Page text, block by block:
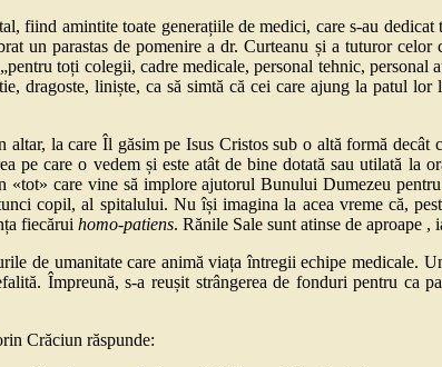
fiind amintite toate generațiile de medici, care s-au
un parastas de pomenire a dr. Curteanu și a tuturor
toți colegii, cadre medicale, personal tehnic,
dragoste, liniște, ca să simtă că cei care ajung la patul
la care Îl găsim pe Isus Cristos sub o altă formă
pe care o vedem și este atât de bine dotată sau utilată la
«tot» care vine să implore ajutorul Bunului Dumezeu
copil, al spitalului. Nu își imagina la acea vreme că,
fiecărui homo-patiens. Rănile Sale sunt atinse de aproape ,
de umanitate care animă viața întregii echipe medicale.
Împreună, s-a reușit strângerea de fonduri pentru ca
Crăciun răspunde: